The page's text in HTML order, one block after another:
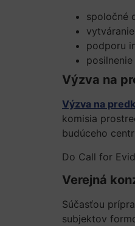
spoločné
podporu
Výzva na
Výzva na
komisia
budúceho
Do Call for
Verejná
Súčasťou
subjektov